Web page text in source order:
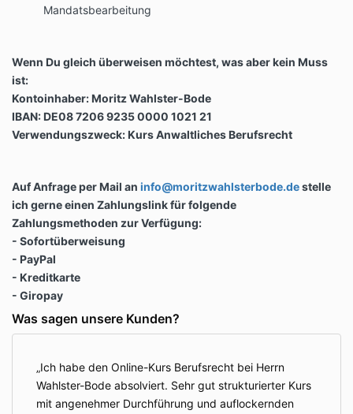
Mandatsbearbeitung
Wenn Du gleich überweisen möchtest, was aber kein Muss
ist:
Kontoinhaber: Moritz Wahlster-Bode
IBAN: DE08 7206 9235 0000 1021 21
Verwendungszweck: Kurs Anwaltliches Berufsrecht
Auf Anfrage per Mail an info@moritzwahlsterbode.destelle
ich gerne einen Zahlungslink für folgende
Zahlungsmethoden zur Verfügung:
- Sofortüberweisung
- PayPal
- Kreditkarte
- Giropay
Was sagen unsere Kunden?
Ich habe den Online-Kurs Berufsrecht bei Herrn
Wahlster-Bode absolviert. Sehr gut strukturierter Kurs
mit angenehmer Durchführung und auflockernden